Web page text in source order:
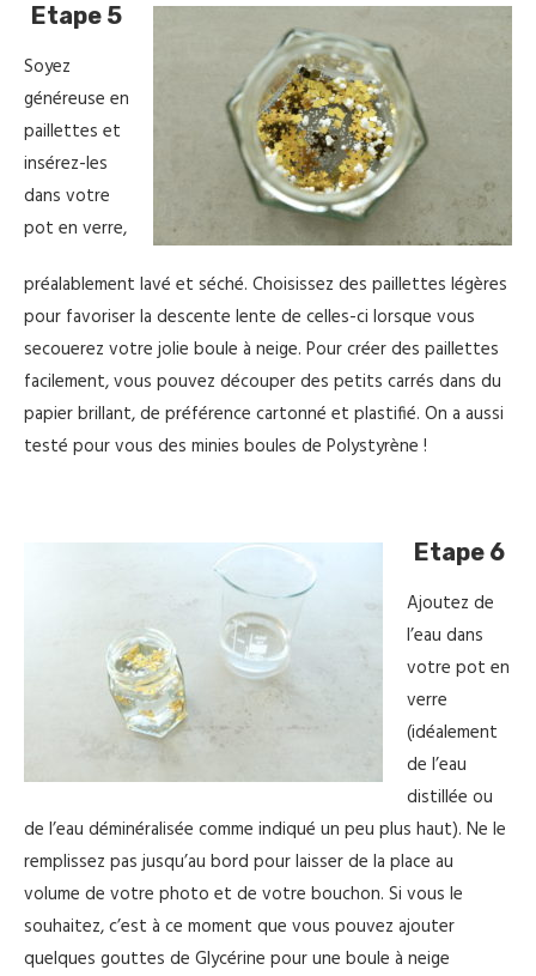
Etape 5
Soyez
généreuse en
paillettes et
insérez-les
dans votre
pot en verre,
préalablement lavé et séché. Choisissez des paillettes légères
pour favoriser la descente lente de celles-ci lorsque vous
secouerez votre jolie boule à neige. Pour créer des paillettes
facilement, vous pouvez découper des petits carrés dans du
papier brillant, de préférence cartonné et plastifié. On a aussi
testé pour vous des minies boules de Polystyrène !
Etape 6
Ajoutez de
l’eau dans
votre pot en
verre
(idéalement
de l’eau
distillée ou
de l’eau déminéralisée comme indiqué un peu plus haut). Ne le
remplissez pas jusqu’au bord pour laisser de la place au
volume de votre photo et de votre bouchon. Si vous le
souhaitez, c’est à ce moment que vous pouvez ajouter
quelques gouttes de Glycérine pour une boule à neige